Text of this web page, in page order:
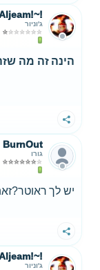
ג'וניור
הינה זה מה
שתף
BurnOut
גורו
יש לך
שתף
ג'וניור